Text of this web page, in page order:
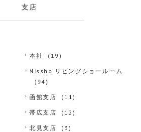
支店
本社 (19)
Nissho リビングショールーム
(94)
函館支店 (11)
帯広支店 (12)
北見支店 (3)